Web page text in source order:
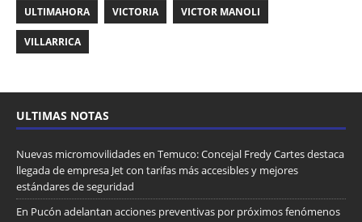
ULTIMAHORA VICTORIA VICTOR MANOLI
VILLARRICA
ULTIMAS NOTAS
Nuevas micromovilidades en Temuco: Concejal Fredy Cartes destaca
llegada de empresa Jet con tarifas más accesibles y mejores
estándares de seguridad
En Pucón adelantan acciones preventivas por próximos fenómenos